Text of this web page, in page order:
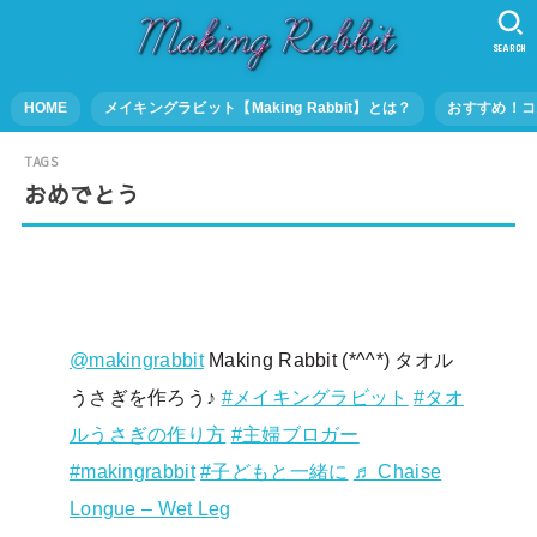
HOME メイキングラビット【Making Rabbit】とは？ おすすめ！
SEARCH
おめでとう
@makingrabbitMaking Rabbit (*^^*) タオル
うさぎを作ろう♪ #メイキングラビット #タオ
ルうさぎの作り方 #主婦ブロガー
#makingrabbit #子どもと一緒に ♬ Chaise
Longue – Wet Leg